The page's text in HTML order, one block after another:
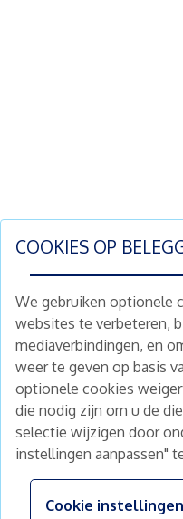
COOKIES OP
We gebruiken optionele
websites te verbeteren,
mediaverbindingen, en
weer te geven op basis
optionele cookies
die nodig zijn om u de
selectie wijzigen door
instellingen aanpassen"
Cookie
Schrijf je nu in en
nieuwe aanbod
Nieuwsbrief
Home
Te koop
Nieuws
1053
+31 (0)